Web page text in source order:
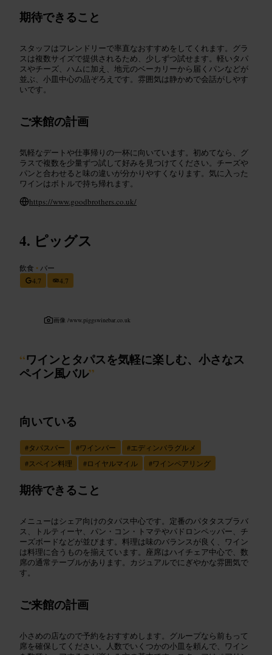
期待できること
スタッフはフレンドリーで率直なおすすめをしてくれます。グラ
スは複数サイズで提供されるため、少しずつ試せます。軽いタパ
スやチーズ、ハムに加え、地元のベーカリーから届くパンなどが
並ぶ、小皿中心の品ぞろえです。雰囲気は静かめで会話がしやす
いです。
ご来館の計画
気軽なデートや仕事帰りの一杯に向いています。初めてなら、グ
ラスで複数を少量ずつ試して好みを見つけてください。チーズや
パンと合わせると味の違いが分かりやすくなります。気に入った
ワインはボトルで持ち帰れます。
https://www.goodbrothers.co.uk/
ピッグス
飲食 • バー
4.7
4.7
画像 /www.piggswinebar.co.uk
“ワインとタパスを気軽に楽しむ、小さなス
ペイン風バル”
向いている
#タパスバー #ワインバー #エディンバラグルメ
#スペイン料理 #ロイヤルマイル #ワインペアリング
期待できること
メニューはシェア向けのタパス中心です。定番のパタタスブラバ
ス、トルティーヤ、パン・コン・トマテやパドロンペッパー、チ
ーズボードなどが並びます。料理は味のバランスが良く、ワイン
は料理に合うものを揃えています。座席はハイチェア中心で、数
席の通常テーブルがあります。カジュアルでにぎやかな雰囲気で
す。
ご来館の計画
小さめの店なので予約をおすすめします。グループなら前もって
席を確保してください。人数でいくつかの小皿を頼んで、ワイン